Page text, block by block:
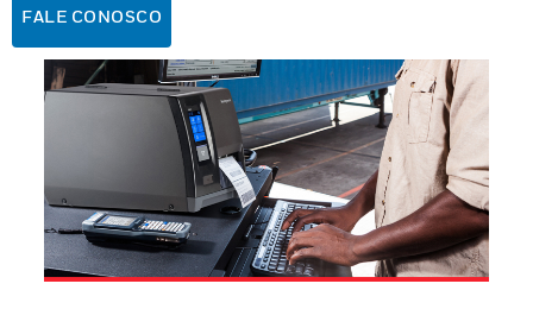
FALE CONOSCO